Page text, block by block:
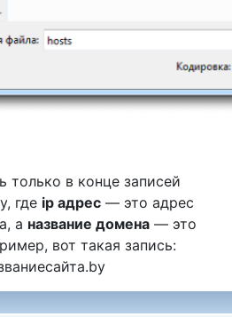
только в конце записей
где ip адрес — это адрес
а название домена — это
вот такая запись: